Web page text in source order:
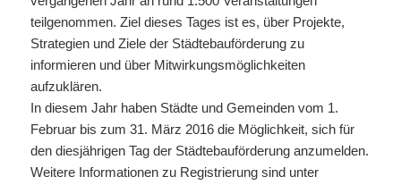
teilgenommen. Ziel dieses Tages ist es, über Projekte,
Strategien und Ziele der Städtebauförderung zu
informieren und über Mitwirkungsmöglichkeiten
aufzuklären.
In diesem Jahr haben Städte und Gemeinden vom 1.
Februar bis zum 31. März 2016 die Möglichkeit, sich für
den diesjährigen Tag der Städtebauförderung anzumelden.
Weitere Informationen zu Registrierung sind unter